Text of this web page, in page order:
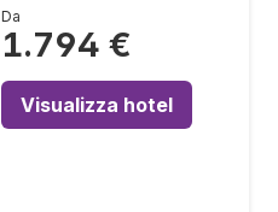
Da
1.794 €
Visualizza hotel